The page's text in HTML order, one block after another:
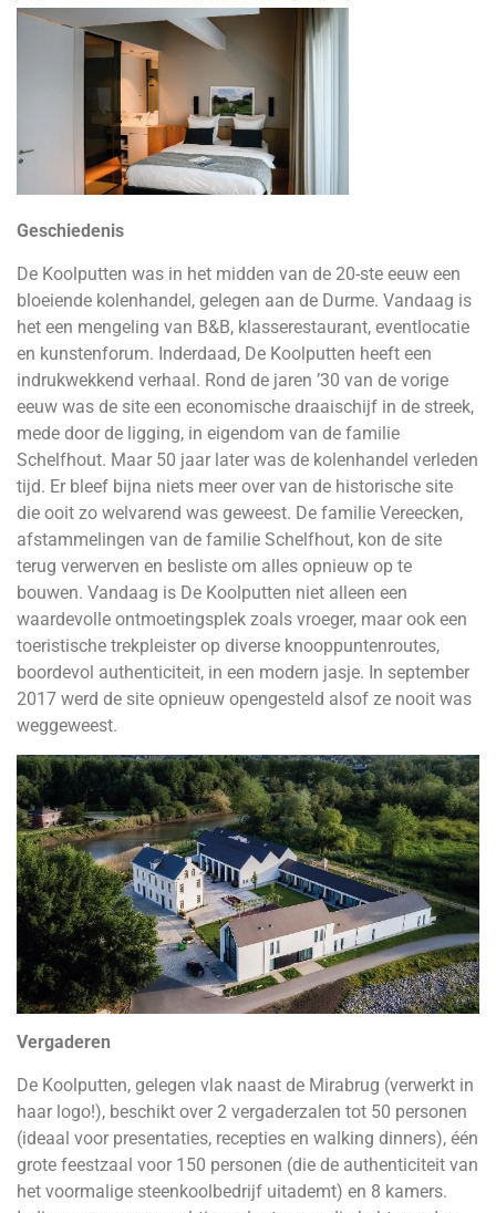
Geschiedenis
De Koolputten was in het midden van de 20-ste eeuw een
bloeiende kolenhandel, gelegen aan de Durme. Vandaag is
het een mengeling van B&B, klasserestaurant, eventlocatie
en kunstenforum. Inderdaad, De Koolputten heeft een
indrukwekkend verhaal. Rond de jaren ’30 van de vorige
eeuw was de site een economische draaischijf in de streek,
mede door de ligging, in eigendom van de familie
Schelfhout. Maar 50 jaar later was de kolenhandel verleden
tijd. Er bleef bijna niets meer over van de historische site
die ooit zo welvarend was geweest. De familie Vereecken,
afstammelingen van de familie Schelfhout, kon de site
terug verwerven en besliste om alles opnieuw op te
bouwen. Vandaag is De Koolputten niet alleen een
waardevolle ontmoetingsplek zoals vroeger, maar ook een
toeristische trekpleister op diverse knooppuntenroutes,
boordevol authenticiteit, in een modern jasje. In september
2017 werd de site opnieuw opengesteld alsof ze nooit was
weggeweest.
Vergaderen
De Koolputten, gelegen vlak naast de Mirabrug (verwerkt in
haar logo!), beschikt over 2 vergaderzalen tot 50 personen
(ideaal voor presentaties, recepties en walking dinners), één
grote feestzaal voor 150 personen (die de authenticiteit van
het voormalige steenkoolbedrijf uitademt) en 8 kamers.